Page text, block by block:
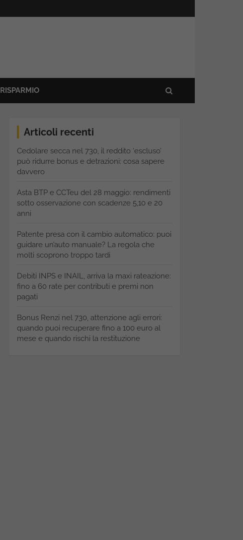
RISPARMIO
Articoli recenti
Cedolare secca nel 730, il reddito ‘escluso’
può ridurre bonus e detrazioni: cosa sapere
davvero
Asta BTP e CCTeu del 28 maggio: rendimenti
sotto osservazione con scadenze 5,10 e 20
anni
Patente presa con il cambio automatico: puoi
guidare un’auto manuale? La regola che
molti scoprono troppo tardi
Debiti INPS e INAIL, arriva la maxi rateazione:
fino a 60 rate per contributi e premi non
pagati
Bonus Renzi nel 730, attenzione agli errori:
quando puoi recuperare fino a 100 euro al
mese e quando rischi la restituzione